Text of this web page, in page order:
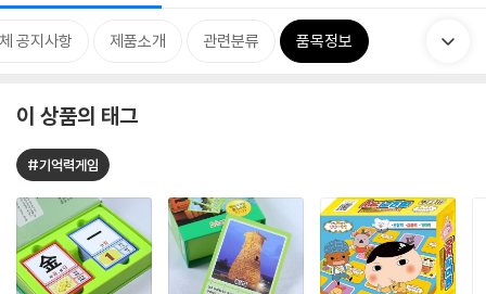
공지사항 제품소개 관련분류 품목정보
이 상품의 태그
#기억력게임